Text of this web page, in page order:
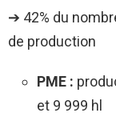
➔ 42% du
de production
PME :
et 9 999 hl